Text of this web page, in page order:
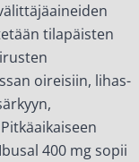
tilapäisten
oireisiin, lihas-
400 mg sopii